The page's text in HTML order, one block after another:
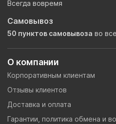
О компании
Корпоративным клиентам
Отзывы клиентов
Доставка и оплата
Гарантии, политика обмена и
Всегда вовремя
Самовывоз
50 пунктов самовывоза во